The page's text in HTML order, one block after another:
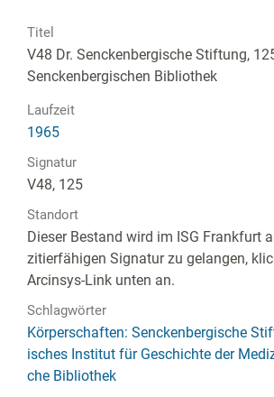
Titel
V48 Dr. Senckenbergische Stiftung,
Senckenbergischen Bibliothek
Laufzeit
1965
Signatur
V48, 125
Standort
Dieser Bestand wird im ISG Frankfurt
zitierfähigen Signatur zu gelangen,
Arcinsys-Link unten an.
Schlagwörter
Körperschaften: Senckenbergische
isches Institut für Geschichte der
che Bibliothek